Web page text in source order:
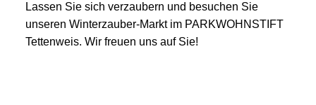
Lassen Sie sich verzaubern und besuchen Sie
unseren Winterzauber-Markt im PARKWOHNSTIFT
Tettenweis. Wir freuen uns auf Sie!